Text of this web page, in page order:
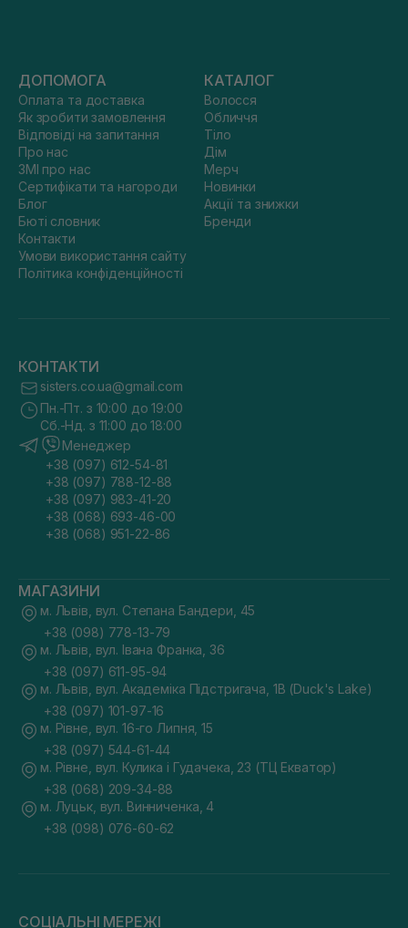
ДОПОМОГА
Оплата та доставка
Як зробити замовлення
Відповіді на запитання
Про нас
ЗМІ про нас
Сертифікати та нагороди
Блог
Бюті словник
Контакти
Умови використання сайту
Політика конфіденційності
КАТАЛОГ
Волосся
Обличчя
Тіло
Дім
Мерч
Новинки
Акції та знижки
Бренди
КОНТАКТИ
sisters.co.ua@gmail.com
Пн.-Пт. з 10:00 до 19:00
Сб.-Нд. з 11:00 до 18:00
Менеджер
+38 (097) 612-54-81
+38 (097) 788-12-88
+38 (097) 983-41-20
+38 (068) 693-46-00
+38 (068) 951-22-86
МАГАЗИНИ
м. Львів, вул. Степана Бандери, 45
+38 (098) 778-13-79
м. Львів, вул. Івана Франка, 36
+38 (097) 611-95-94
м. Львів, вул. Академіка Підстригача, 1В (Duck's Lake)
+38 (097) 101-97-16
м. Рівне, вул. 16-го Липня, 15
+38 (097) 544-61-44
м. Рівне, вул. Кулика і Гудачека, 23 (ТЦ Екватор)
+38 (068) 209-34-88
м. Луцьк, вул. Винниченка, 4
+38 (098) 076-60-62
СОЦІАЛЬНІ МЕРЕЖІ